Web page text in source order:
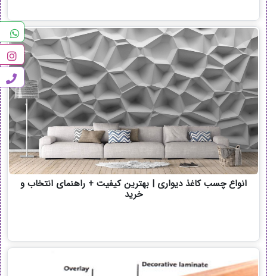
انواع چسب کاغذ دیواری | بهترین کیفیت + راهنمای انتخاب و
خرید